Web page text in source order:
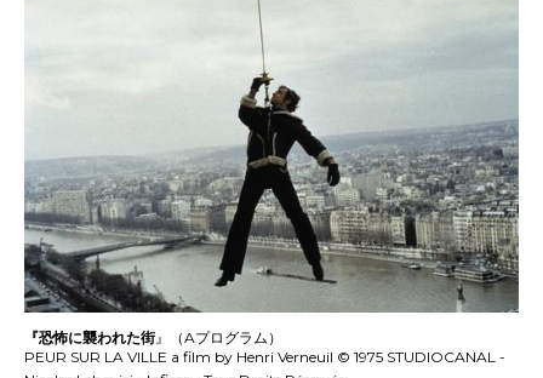
『恐怖に襲われた街』（Aプログラム）
PEUR SUR LA VILLE a film by Henri Verneuil © 1975 STUDIOCANAL -